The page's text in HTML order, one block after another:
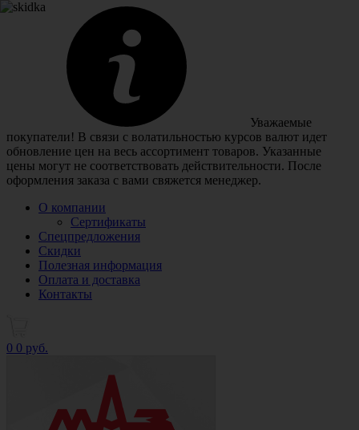
Уважаемые
покупатели! В связи с волатильностью курсов валют идет
обновление цен на весь ассортимент товаров. Указанные
цены могут не соответствовать действительности. После
оформления заказа с вами свяжется менеджер.
О компании
Сертификаты
Спецпредложения
Скидки
Полезная информация
Оплата и доставка
Контакты
0 0 руб.